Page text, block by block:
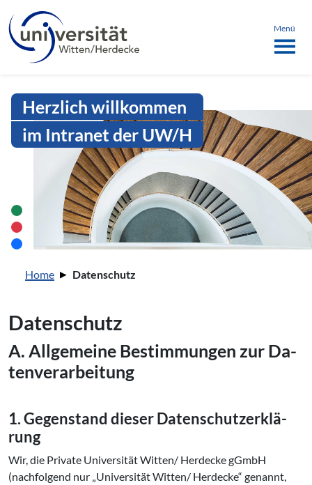
Intranet Uni WH | Datenschutz
Menü
Sprachmenü
schließen
Herzlich willkommen
im Intranet der UW/H
Sie sind hier:
Home Datenschutz
Datenschutz
A. Allgemeine Be­stim­mun­gen zur Da­
ten­ver­ar­bei­tung
1. Gegenstand dieser Da­ten­schutz­er­klä­
rung
Wir, die Private Universität Witten/ Herdecke gGmbH
(nachfolgend nur „Universität Witten/ Herdecke“ genannt,